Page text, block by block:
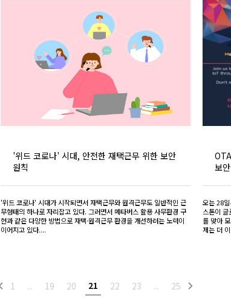
'위드 코로나' 시대, 안전한 재택근무 위한 보안
원칙
'위드 코로나' 시대가 시작되면서 재택근무와 원격근무도 일반적인 근
무형태의 하나로 자리잡고 있다. 그러면서 메타버스 활용 사무환경 구
현과 같은 다양한 방법으로 재택·원격근무 환경을 개선하려는 노력이
이어지고 있다....
보
오는 28
스톤이
를 맞아
제는 더
1 ... 19 20 21 22 23 ... 25